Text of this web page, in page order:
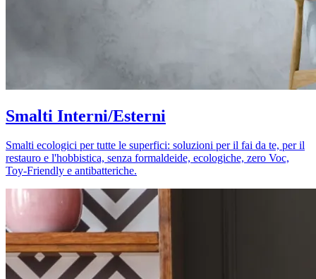
Smalti Interni/Esterni
Smalti ecologici per tutte le superfici: soluzioni per il fai da te, per il
restauro e l'hobbistica, senza formaldeide, ecologiche, zero Voc,
Toy-Friendly e antibatteriche.